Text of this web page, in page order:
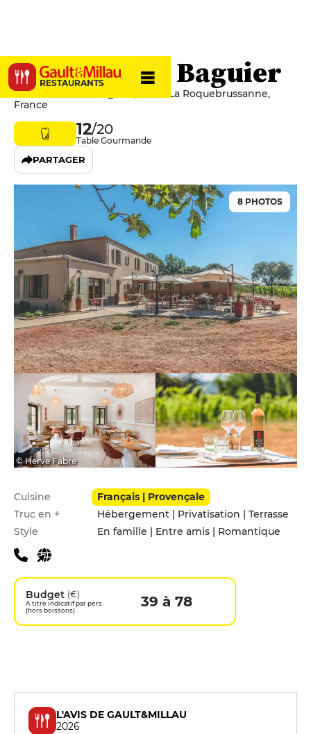
RESTAURANTS
Domaine du Baguier
435 Chemin Du Baguier, 83136 La Roquebrussanne,
France
12/20
Table Gourmande
PARTAGER
© Herve Fabre
8 PHOTOS
Infos pratiques
Cuisine
Français | Provençale
Truc en +
Hébergement | Privatisation | Terrasse
Style
En famille | Entre amis | Romantique
Budget (€)
A titre indicatif par pers.
(hors boissons)
39 à 78
L'AVIS DE GAULT&MILLAU
2026